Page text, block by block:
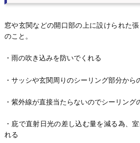
窓や玄関などの開口部の上に設けられた
のこと。
・雨の吹き込みを防いでくれる
・サッシや玄関周りのシーリング部分から
・紫外線が直接当たらないのでシーリング
・庇で直射日光の差し込む量を減る為、
れる